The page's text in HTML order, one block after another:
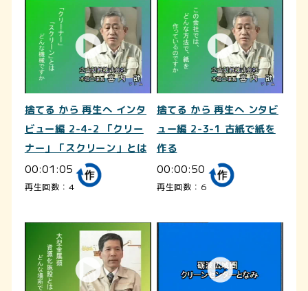
捨てる から 再生へ インタ
ビュー編 2-4-2 「クリー
ナー」「スクリーン」とは
00:01:05
再生回数：4
捨てる から 再生へ ンタビ
ュー編 2-3-1 古紙で紙を
作る
00:00:50
再生回数：6